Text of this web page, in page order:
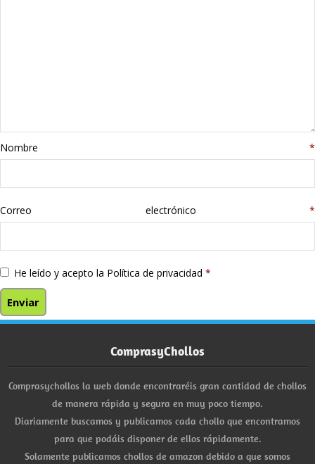
Stanley
libros
Nombre *
Correo electrónico *
He leído y acepto la Política de privacidad *
ComprasyChollos
Comprasychollos la web donde encontraréis gran cantidad de chollos
de manera rápida y segura en muy poco tiempo.
Diariamente buscamos y publicamos cada chollo que encontramos
para que podáis disponer de ellos rápidamente.
Solamente publicamos chollos de amazon debido a que somos